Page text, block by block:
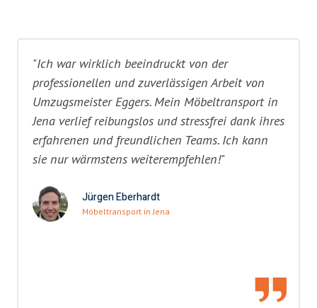
"Ich war wirklich beeindruckt von der
professionellen und zuverlässigen Arbeit von
Umzugsmeister Eggers. Mein Möbeltransport in
Jena verlief reibungslos und stressfrei dank ihres
erfahrenen und freundlichen Teams. Ich kann
sie nur wärmstens weiterempfehlen!"
Jürgen Eberhardt
Möbeltransport in Jena